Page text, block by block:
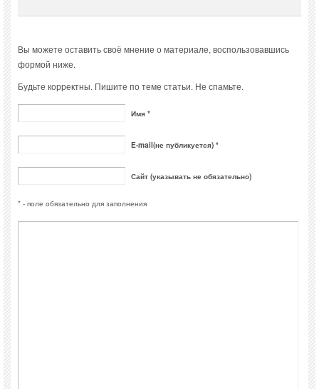
Вы можете оставить своё мнение о материале, воспользовавшись
формой ниже.
Будьте корректны. Пишите по теме статьи. Не спамьте.
Имя *
E-mail(не публикуется) *
Сайт (указывать не обязательно)
* - поле обязательно для заполнения